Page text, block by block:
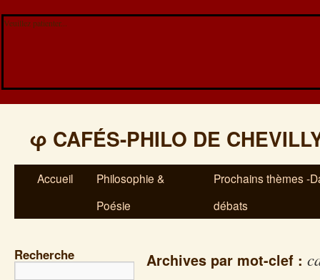
Veuillez patienter...
φ CAFÉS-PHILO DE
Accueil
Philosophie &
Poésie
Prochains thèmes -
débats
Recherche Archives par mot-clef :